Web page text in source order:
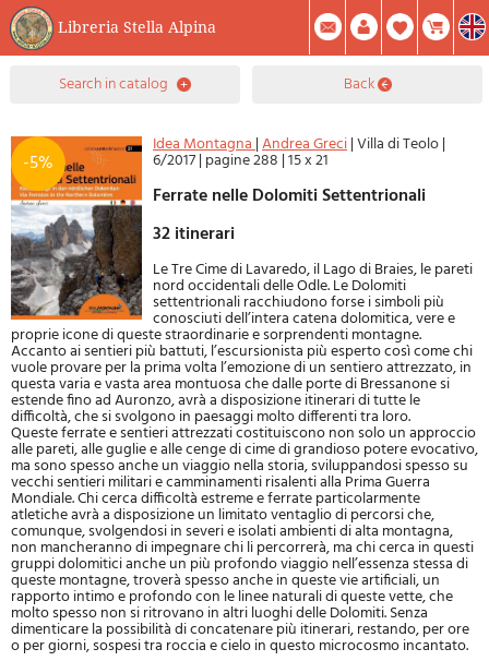
Libreria Stella Alpina
0Item(s) In Your Cart
Summary
Facebook
Create Account Mod. Password
search in catalog back
-5%
Idea Montagna|Andrea Greci|Villa di Teolo|
6/2017| pagine 288 |15 x 21
Ferrate nelle Dolomiti Settentrionali
32 itinerari
Le Tre Cime di Lavaredo, il Lago di Braies, le pareti
nord occidentali delle Odle. Le Dolomiti
settentrionali racchiudono forse i simboli più
conosciuti dell’intera catena dolomitica, vere e
proprie icone di queste straordinarie e sorprendenti montagne.
Accanto ai sentieri più battuti, l’escursionista più esperto così come chi
vuole provare per la prima volta l’emozione di un sentiero attrezzato, in
questa varia e vasta area montuosa che dalle porte di Bressanone si
estende fino ad Auronzo, avrà a disposizione itinerari di tutte le
difficoltà, che si svolgono in paesaggi molto differenti tra loro.
Queste ferrate e sentieri attrezzati costituiscono non solo un approccio
alle pareti, alle guglie e alle cenge di cime di grandioso potere evocativo,
ma sono spesso anche un viaggio nella storia, sviluppandosi spesso su
vecchi sentieri militari e camminamenti risalenti alla Prima Guerra
Mondiale. Chi cerca difficoltà estreme e ferrate particolarmente
atletiche avrà a disposizione un limitato ventaglio di percorsi che,
comunque, svolgendosi in severi e isolati ambienti di alta montagna,
non mancheranno di impegnare chi li percorrerà, ma chi cerca in questi
gruppi dolomitici anche un più profondo viaggio nell’essenza stessa di
queste montagne, troverà spesso anche in queste vie artificiali, un
rapporto intimo e profondo con le linee naturali di queste vette, che
molto spesso non si ritrovano in altri luoghi delle Dolomiti. Senza
dimenticare la possibilità di concatenare più itinerari, restando, per ore
o per giorni, sospesi tra roccia e cielo in questo microcosmo incantato.